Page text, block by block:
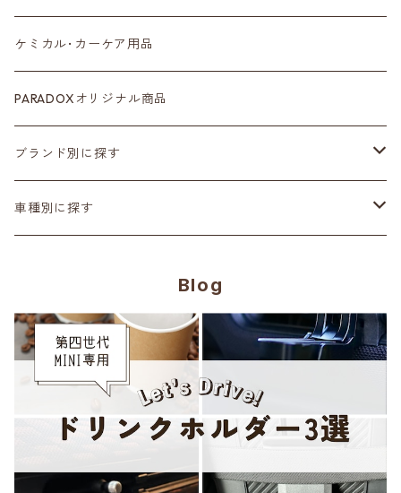
ルームミラー
カラーシートベルト
カーボン
ステアリング
CABANA
CRAFTPLUS
フロアマット
タイヤ
ホイール
サスペンション･車高調
ヘッドランプ
ブラックアウト
カーボン
ケミカル･カーケア用品
PARADOXオリジナル商品
ブランド別に探す
Adam’ｓ Polishes
Amistad leather
CABANA
CRAFTPLUS
CRAVEN SPEED
車種別に探す
第二世代 R55~61
第三世代 F54/55/56/57/60
第四世代 F65/66/67・J01/05・U25
Blog